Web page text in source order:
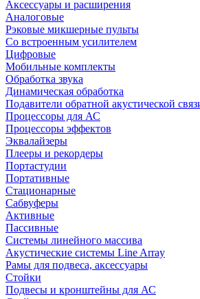
Аксессуары и расширения
Аналоговые
Рэковые микшерные пульты
Со встроенным усилителем
Цифровые
Мобильные комплекты
Обработка звука
Динамическая обработка
Подавители обратной акустической
Процессоры для АС
Процессоры эффектов
Эквалайзеры
Плееры и рекордеры
Портастудии
Портативные
Стационарные
Сабвуферы
Активные
Пассивные
Системы линейного массива
Акустические системы Line Array
Рамы для подвеса, аксессуары
Стойки
Подвесы и кронштейны для АС